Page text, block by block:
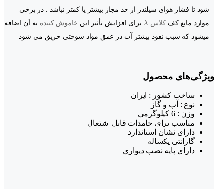
شود تا فشار هوای سیلندر از حد مجاز بیشتر یا کمتر نباشد . در برخی
موارد مایع کف کلاس A برای افزایش تأثیر این خاموش کننده به آن اضافه
میشود که سبب نفوذ بیشتر آب در عمق مواد سوختی حریق می شود.
ویژگی‌های محصول
ساخت کشور : ایران
نوع : آب و گاز
وزن : 6 کیلوگرمی
مناسب برای جامدات قابل اشتعال
دارای نشان استاندارد
گارانتی یکساله
دارای پایه نصب دیواری